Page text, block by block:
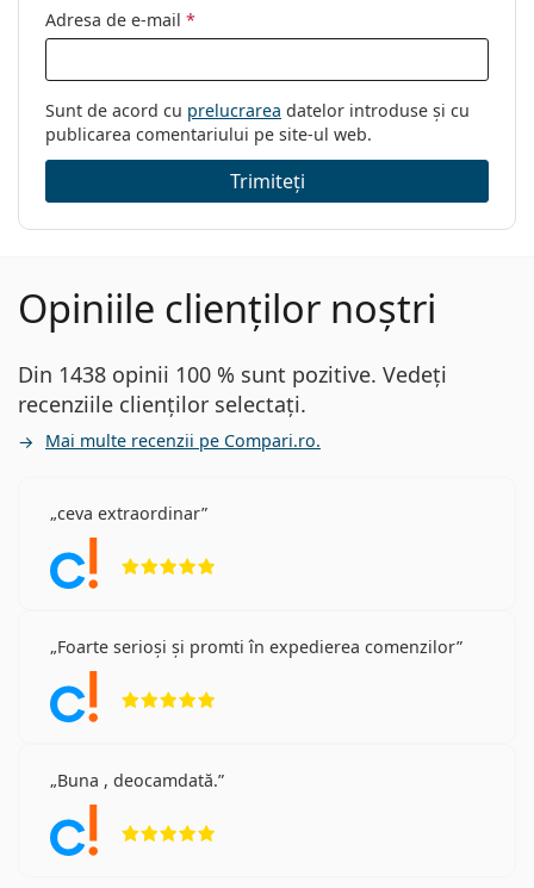
Adresa de e-mail *
Sunt de acord cu prelucrarea datelor introduse și cu
publicarea comentariului pe site-ul web.
Trimiteți
Opiniile clienților noștri
Din 1438 opinii 100 % sunt pozitive. Vedeți
recenziile clienților selectați.
Mai multe recenzii pe Compari.ro.
ceva extraordinar
Foarte serioși și promti în expedierea comenzilor
Buna , deocamdată.